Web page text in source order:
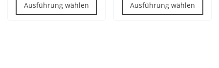
Ausführung wählen
weist
Ausführung wählen